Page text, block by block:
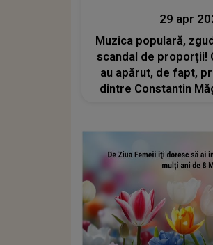
29 apr
Muzica populară,
scandal de proporții!
au apărut, de fapt,
dintre Constantin